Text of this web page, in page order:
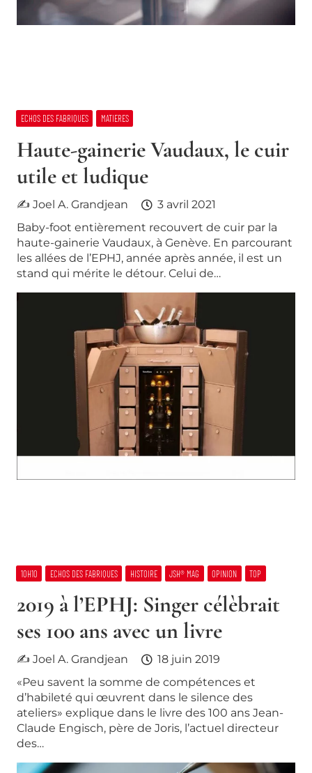
ECHOS DES FABRIQUES MATIERES
Haute-gainerie Vaudaux, le cuir
utile et ludique
✍ Joel A. Grandjean
3 avril 2021
Baby-foot entièrement recouvert de cuir par la
haute-gainerie Vaudaux, à Genève. En parcourant
les allées de l’EPHJ, année après année, il est un
stand qui mérite le détour. Celui de…
10H10 ECHOS DES FABRIQUES HISTOIRE JSH® MAG OPINION TOP
2019 à l’EPHJ: Singer célèbrait
ses 100 ans avec un livre
✍ Joel A. Grandjean
18 juin 2019
«Peu savent la somme de compétences et
d’habileté qui œuvrent dans le silence des
ateliers» explique dans le livre des 100 ans Jean-
Claude Engisch, père de Joris, l’actuel directeur
des…